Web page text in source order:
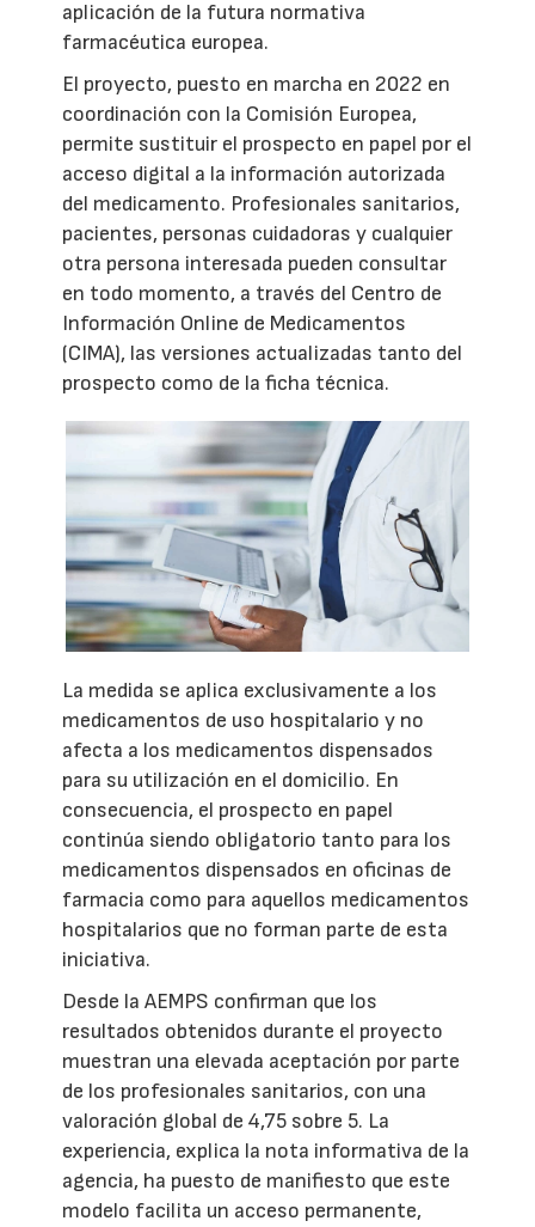
aplicación de la futura normativa
farmacéutica europea.
El proyecto, puesto en marcha en 2022 en
coordinación con la Comisión Europea,
permite sustituir el prospecto en papel por el
acceso digital a la información autorizada
del medicamento. Profesionales sanitarios,
pacientes, personas cuidadoras y cualquier
otra persona interesada pueden consultar
en todo momento, a través del Centro de
Información Online de Medicamentos
(CIMA), las versiones actualizadas tanto del
prospecto como de la ficha técnica.
La medida se aplica exclusivamente a los
medicamentos de uso hospitalario y no
afecta a los medicamentos dispensados
para su utilización en el domicilio. En
consecuencia, el prospecto en papel
continúa siendo obligatorio tanto para los
medicamentos dispensados en oficinas de
farmacia como para aquellos medicamentos
hospitalarios que no forman parte de esta
iniciativa.
Desde la AEMPS confirman que los
resultados obtenidos durante el proyecto
muestran una elevada aceptación por parte
de los profesionales sanitarios, con una
valoración global de 4,75 sobre 5. La
experiencia, explica la nota informativa de la
agencia, ha puesto de manifiesto que este
modelo facilita un acceso permanente,